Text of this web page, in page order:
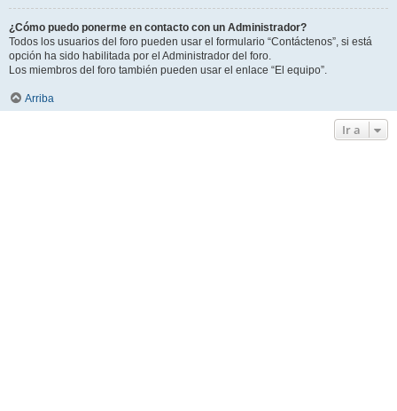
¿Cómo puedo ponerme en contacto con un Administrador?
Todos los usuarios del foro pueden usar el formulario “Contáctenos”, si está
opción ha sido habilitada por el Administrador del foro.
Los miembros del foro también pueden usar el enlace “El equipo”.
Arriba
Ir a